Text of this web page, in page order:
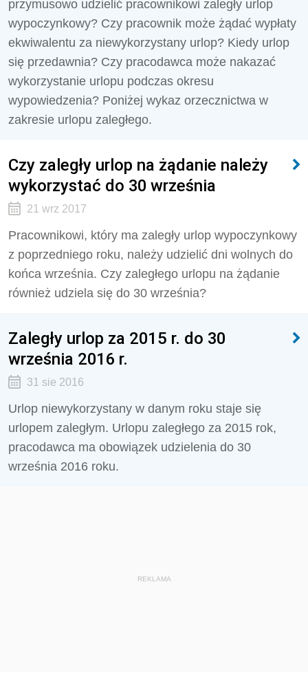
przymusowo udzielić pracownikowi zaległy urlop
wypoczynkowy? Czy pracownik może żądać wypłaty
ekwiwalentu za niewykorzystany urlop? Kiedy urlop
się przedawnia? Czy pracodawca może nakazać
wykorzystanie urlopu podczas okresu
wypowiedzenia? Poniżej wykaz orzecznictwa w
zakresie urlopu zaległego.
Czy zaległy urlop na żądanie należy
wykorzystać do 30 września
21 wrz 2017
Pracownikowi, który ma zaległy urlop wypoczynkowy
z poprzedniego roku, należy udzielić dni wolnych do
końca września. Czy zaległego urlopu na żądanie
również udziela się do 30 września?
Zaległy urlop za 2015 r. do 30
września 2016 r.
31 sie 2016
Urlop niewykorzystany w danym roku staje się
urlopem zaległym. Urlopu zaległego za 2015 rok,
pracodawca ma obowiązek udzielenia do 30
września 2016 roku.
REKLAMA